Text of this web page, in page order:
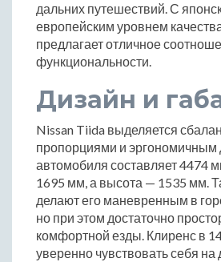
дальних путешествий. С
европейским уровнем
предлагает отличное
функциональности.
Дизайн и
Nissan Tiida выделяется
пропорциями и эргономичным
автомобиля составляет 4474
1695 мм, а высота — 1535 мм.
делают его маневренным в
но при этом достаточно
комфортной езды. Клиренс в
уверенно чувствовать себя на